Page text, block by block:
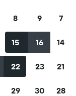
8 9
15 16
22 23
29 30
7
14
21
28